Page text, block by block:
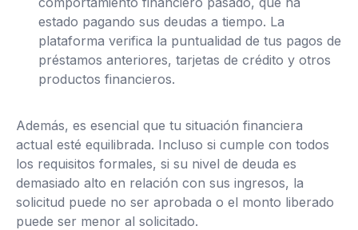
estado pagando sus deudas a tiempo. La
plataforma verifica la puntualidad de tus pagos de
préstamos anteriores, tarjetas de crédito y otros
productos financieros.
Además, es esencial que tu situación financiera
actual esté equilibrada. Incluso si cumple con todos
los requisitos formales, si su nivel de deuda es
demasiado alto en relación con sus ingresos, la
solicitud puede no ser aprobada o el monto liberado
puede ser menor al solicitado.